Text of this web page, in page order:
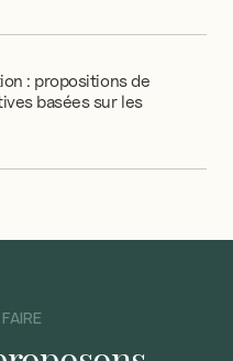
: propositionsde
baséessur les